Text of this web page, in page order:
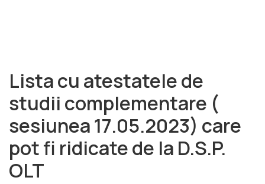
Lista cu atestatele de
studii complementare (
sesiunea 17.05.2023) care
pot fi ridicate de la D.S.P.
OLT